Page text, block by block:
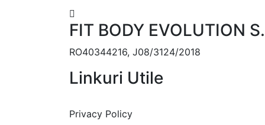
FIT BODY EVOLUTION
RO40344216, J08/3124/2018
Linkuri Utile
Privacy Policy